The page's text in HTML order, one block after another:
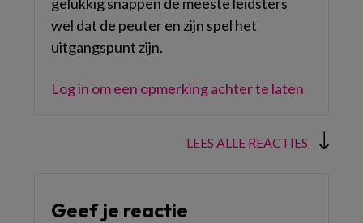
wel dat de peuter en zijn spel het
uitgangspunt zijn.
Log in om een opmerking achter te laten
LEES ALLE REACTIES
Geef je reactie